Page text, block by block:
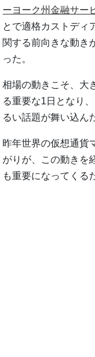
ーヨーク州金融サー
とで適格カストディ
関する前向きな動き
った。
相場の動きこそ、大
る重要な1日となり
るい話題が舞い込ん
昨年世界の仮想通貨
がりが、この動きを
も重要になってくる